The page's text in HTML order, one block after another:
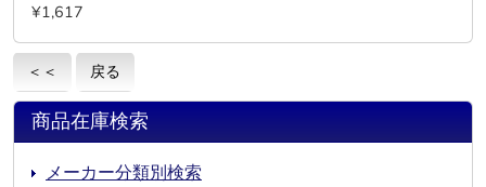
¥1,617
＜＜ 戻る
商品在庫検索
メーカー分類別検索